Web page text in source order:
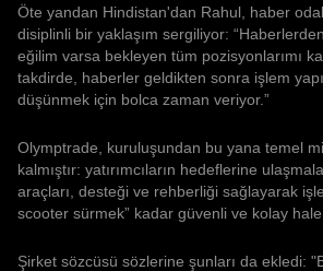
Öte yandan Hindistan'dan Rahul, haber
disiplinli bir yaklaşım sergiliyor:
eğilim varsa bekleyen tüm pozisyonlarımı
takdirde, haberler geldikten sonra işlem
düşünmek için bolca zaman veriyor.”
Olymptrade, kuruluşundan bu yana temel
kalmıştır: yatırımcıların hedeflerine
araçları, desteği ve rehberliği sağlayarak
scooter sürmek” kadar güvenli ve kolay
Şirket sözcüsü sözlerine şunları da ekledi: